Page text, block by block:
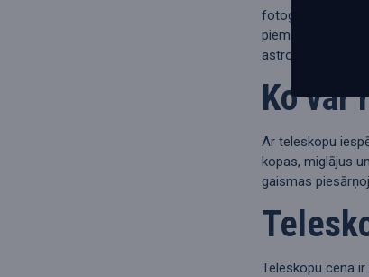
fotografēšanai
piemērota
astrofotogrāfijai.
Ko var
Ar teleskopu
kopas, miglājus
gaismas
Teleskopu cena